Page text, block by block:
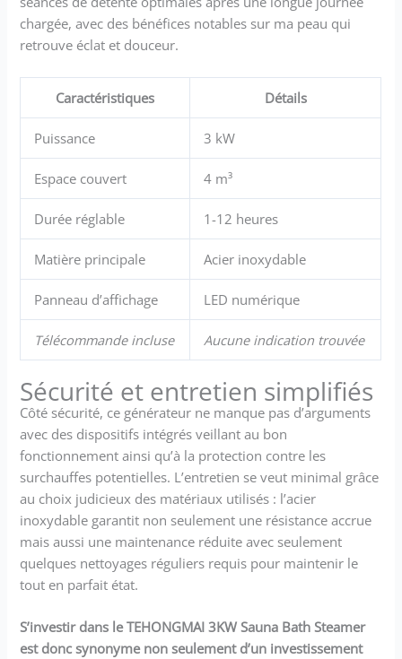
chargée, avec des bénéfices notables sur ma peau qui
retrouve éclat et douceur.
Caractéristiques Détails
Puissance 3 kW
Espace couvert 4 m³
Durée réglable 1-12 heures
Matière principale Acier inoxydable
Panneau d’affichage LED numérique
Télécommande incluse Aucune indication trouvée
Sécurité et entretien simplifiés
Côté sécurité, ce générateur ne manque pas d’arguments
avec des dispositifs intégrés veillant au bon
fonctionnement ainsi qu’à la protection contre les
surchauffes potentielles. L’entretien se veut minimal grâce
au choix judicieux des matériaux utilisés : l’acier
inoxydable garantit non seulement une résistance accrue
mais aussi une maintenance réduite avec seulement
quelques nettoyages réguliers requis pour maintenir le
tout en parfait état.
S’investir dans le TEHONGMAI 3KW Sauna Bath Steamer
est donc synonyme non seulement d’un investissement